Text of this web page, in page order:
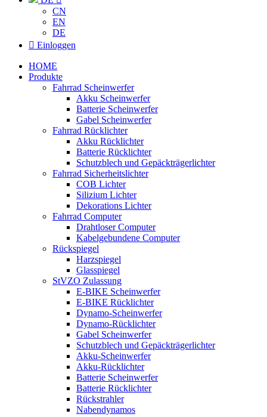
CN
EN
DE
 Einloggen
HOME
Produkte
Fahrrad Scheinwerfer
Akku Scheinwerfer
Batterie Scheinwerfer
Gabel Scheinwerfer
Fahrrad Rücklichter
Akku Rücklichter
Batterie Rücklichter
Schutzblech und Gepäckträgerlichter
Fahrrad Sicherheitslichter
COB Lichter
Silizium Lichter
Dekorations Lichter
Fahrrad Computer
Drahtloser Computer
Kabelgebundene Computer
Rückspiegel
Harzspiegel
Glasspiegel
StVZO Zulassung
E-BIKE Scheinwerfer
E-BIKE Rücklichter
Dynamo-Scheinwerfer
Dynamo-Rücklichter
Gabel Scheinwerfer
Schutzblech und Gepäckträgerlichter
Akku-Scheinwerfer
Akku-Rücklichter
Batterie Scheinwerfer
Batterie Rücklichter
Rückstrahler
Nabendynamos